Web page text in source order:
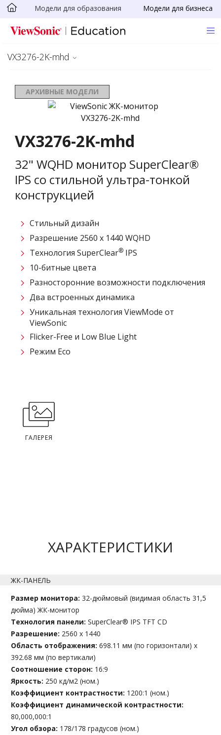
Skip to main content
Модели для образования Модели для бизнеса
VX3276-2K-mhd
АРХИВНЫЕ МОДЕЛИ
VX3276-2K-mhd
32" WQHD монитор SuperClear®
IPS со стильной ультра-тонкой
конструкцией
Стильный дизайн
Разрешение 2560 x 1440 WQHD
Технология SuperClear® IPS
10-битные цвета
Разносторонние возможности подключения
Два встроенных динамика
Уникальная технология ViewMode от
ViewSonic
Flicker-Free и Low Blue Light
Режим Eco
ГАЛЕРЕЯ
ХАРАКТЕРИСТИКИ
ЖК-ПАНЕЛЬ
Размер монитора:32-дюймовый (видимая область 31,5
дюйма) ЖК-монитор
Технология панели:SuperClear® IPS TFT CD
Разрешение: 2560 x 1440
Область отображения:698.11 мм (по горизонтали) x
392.68 мм (по вертикали)
Соотношение сторон: 16:9
Яркость: 250 кд/м2 (ном.)
Коэффициент контрастности: 1200:1 (ном.)
Коэффициент динамической контрастности:
80,000,000:1
Угол обзора: 178/178 градусов (ном.)